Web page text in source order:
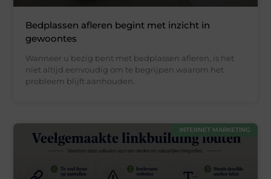
Bedplassen afleren begint met inzicht in
gewoontes
Wanneer u bezig bent met bedplassen afleren, is het
niet altijd eenvoudig om te begrijpen waarom het
probleem blijft aanhouden.
INTERNET MARKETING